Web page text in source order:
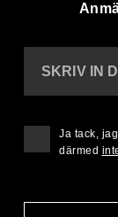
SKRIV IN
Ja tack,
därmed